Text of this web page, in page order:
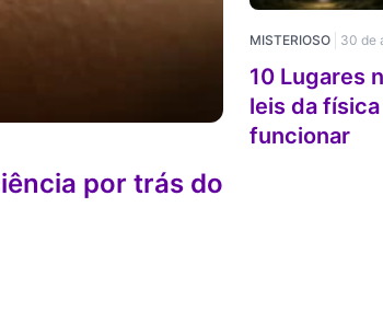
por trás do
MISTERIOSO 30 de
10 Lugares
leis da
funcionar